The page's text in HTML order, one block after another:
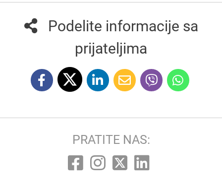
Podelite informacije sa
prijateljima
PRATITE NAS: